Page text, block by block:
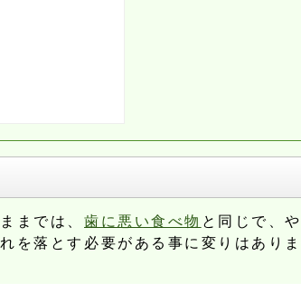
までは、 歯に悪い食べ物 と同じで、
を落とす必要がある事に変りはあり